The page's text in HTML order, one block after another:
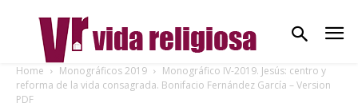
Home Monográficos 2019
Monográfico IV-2019. Jesús: centro y
reforma de la vida consagrada. Bonifacio Fernández García – Version
PDF